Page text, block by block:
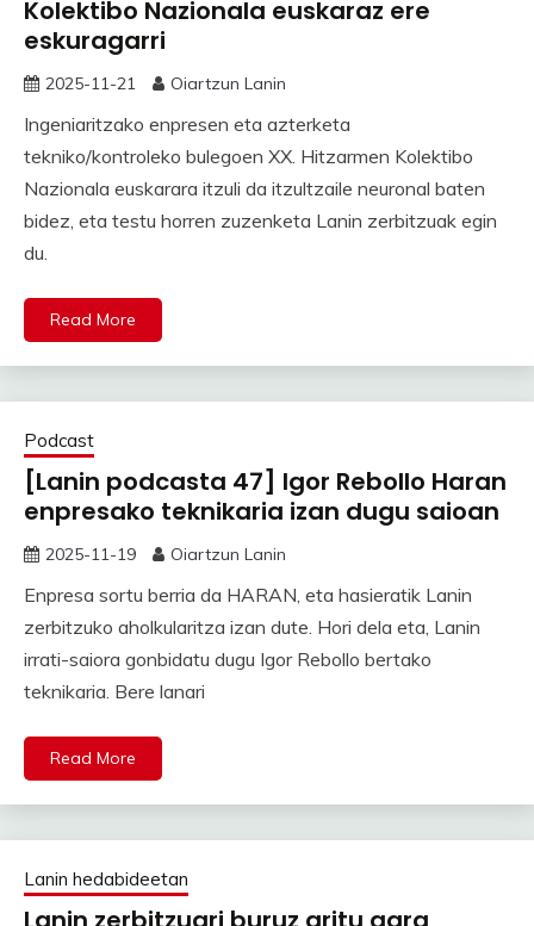
Kolektibo Nazionala euskaraz ere
eskuragarri
2025-11-21 Oiartzun Lanin
Ingeniaritzako enpresen eta azterketa
tekniko/kontroleko bulegoen XX. Hitzarmen Kolektibo
Nazionala euskarara itzuli da itzultzaile neuronal baten
bidez, eta testu horren zuzenketa Lanin zerbitzuak egin
du.
Read More
Podcast
[Lanin podcasta 47] Igor Rebollo Haran
enpresako teknikaria izan dugu saioan
2025-11-19 Oiartzun Lanin
Enpresa sortu berria da HARAN, eta hasieratik Lanin
zerbitzuko aholkularitza izan dute. Hori dela eta, Lanin
irrati-saiora gonbidatu dugu Igor Rebollo bertako
teknikaria. Bere lanari
Read More
Lanin hedabideetan